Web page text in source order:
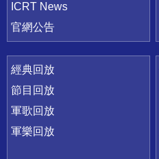
ICRT News
官網公告
經典回放
節目回放
軍歌回放
軍樂回放